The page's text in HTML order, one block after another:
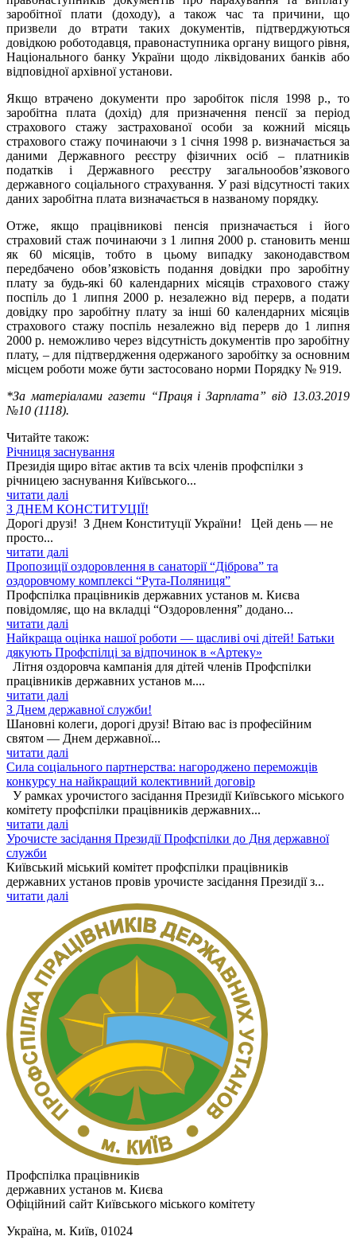
заробітної плати (доходу), а також час та причини, що
призвели до втрати таких документів, підтверджуються
довідкою роботодавця, правонаступника органу вищого рівня,
Національного банку України щодо ліквідованих банків або
відповідної архівної установи.
Якщо втрачено документи про заробіток після 1998 р., то
заробітна плата (дохід) для призначення пенсії за період
страхового стажу застрахованої особи за кожний місяць
страхового стажу починаючи з 1 січня 1998 р. визначається за
даними Державного реєстру фізичних осіб – платників
податків і Державного реєстру загальнообов’язкового
державного соціального страхування. У разі відсутності таких
даних заробітна плата визначається в названому порядку.
Отже, якщо працівникові пенсія призначається і його
страховий стаж починаючи з 1 липня 2000 р. становить менш
як 60 місяців, тобто в цьому випадку законодавством
передбачено обов’язковість подання довідки про заробітну
плату за будь-які 60 календарних місяців страхового стажу
поспіль до 1 липня 2000 р. незалежно від перерв, а подати
довідку про заробітну плату за інші 60 календарних місяців
страхового стажу поспіль незалежно від перерв до 1 липня
2000 р. неможливо через відсутність документів про заробітну
плату, – для підтвердження одержаного заробітку за основним
місцем роботи може бути застосовано норми Порядку № 919.
*За матеріалами газети “Праця і Зарплата” від 13.03.2019
№10 (1118).
Читайте також:
Річниця заснування
Президія щиро вітає актив та всіх членів профспілки з
річницею заснування Київського...
читати далі
З ДНЕМ КОНСТИТУЦІЇ!
Дорогі друзі! З Днем Конституції України! Цей день — не
просто...
читати далі
Пропозиції оздоровлення в санаторії “Діброва” та
оздоровчому комплексі “Рута-Поляниця”
Профспілка працівників державних установ м. Києва
повідомляє, що на вкладці “Оздоровлення” додано...
читати далі
Найкраща оцінка нашої роботи — щасливі очі дітей! Батьки
дякують Профспілці за відпочинок в «Артеку»
Літня оздоровча кампанія для дітей членів Профспілки
працівників державних установ м....
читати далі
З Днем державної служби!
Шановні колеги, дорогі друзі! Вітаю вас із професійним
святом — Днем державної...
читати далі
Сила соціального партнерства: нагороджено переможців
конкурсу на найкращий колективний договір
У рамках урочистого засідання Президії Київського міського
комітету профспілки працівників державних...
читати далі
Урочисте засідання Президії Профспілки до Дня державної
служби
Київський міський комітет профспілки працівників
державних установ провів урочисте засідання Президії з...
читати далі
Профспілка працівників
державних установ м. Києва
Офіційний сайт Київського міського комітету
Україна, м. Київ, 01024